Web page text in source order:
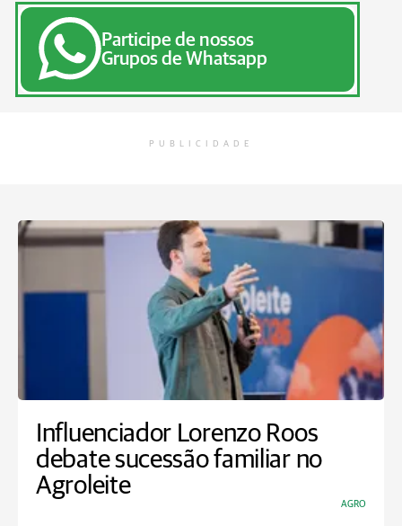
Participe de nossos
Grupos de Whatsapp
PUBLICIDADE
Influenciador Lorenzo Roos
debate sucessão familiar no
Agroleite
AGRO